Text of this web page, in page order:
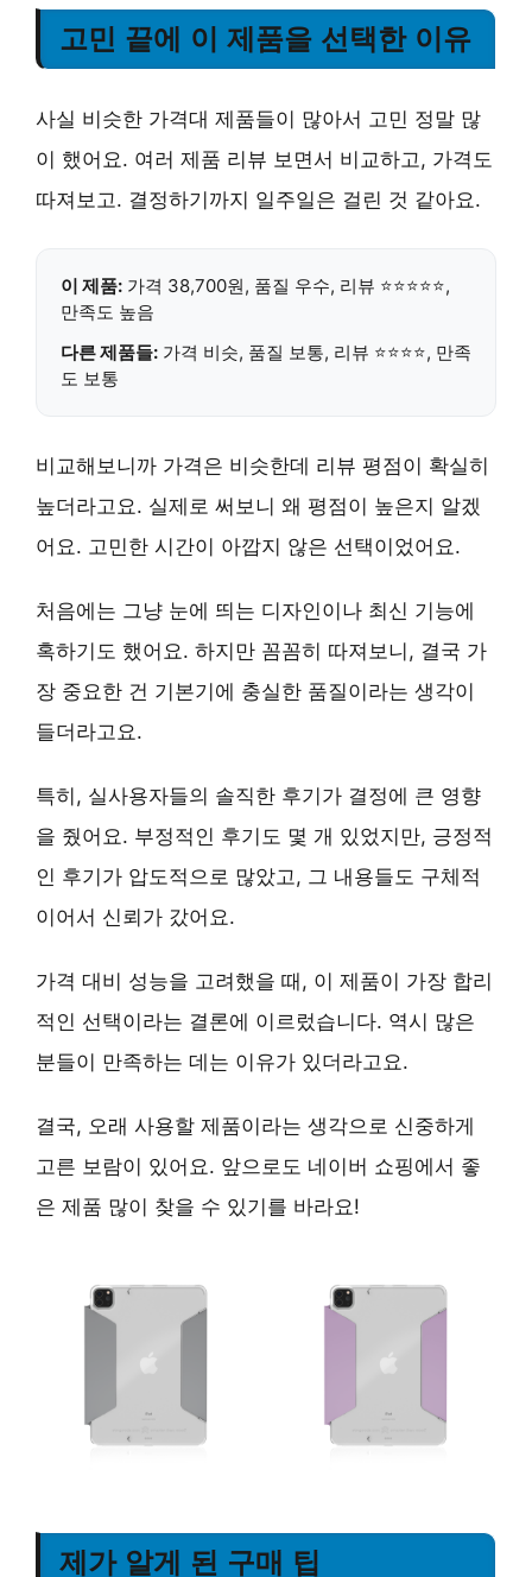
고민 끝에 이 제품을 선택한 이유
사실 비슷한 가격대 제품들이 많아서 고민 정말 많
이 했어요. 여러 제품 리뷰 보면서 비교하고, 가격도
따져보고. 결정하기까지 일주일은 걸린 것 같아요.
이 제품: 가격 38,700원, 품질 우수, 리뷰 ⭐⭐⭐⭐⭐,
만족도 높음
다른 제품들: 가격 비슷, 품질 보통, 리뷰 ⭐⭐⭐⭐, 만족
도 보통
비교해보니까 가격은 비슷한데 리뷰 평점이 확실히
높더라고요. 실제로 써보니 왜 평점이 높은지 알겠
어요. 고민한 시간이 아깝지 않은 선택이었어요.
처음에는 그냥 눈에 띄는 디자인이나 최신 기능에
혹하기도 했어요. 하지만 꼼꼼히 따져보니, 결국 가
장 중요한 건 기본기에 충실한 품질이라는 생각이
들더라고요.
특히, 실사용자들의 솔직한 후기가 결정에 큰 영향
을 줬어요. 부정적인 후기도 몇 개 있었지만, 긍정적
인 후기가 압도적으로 많았고, 그 내용들도 구체적
이어서 신뢰가 갔어요.
가격 대비 성능을 고려했을 때, 이 제품이 가장 합리
적인 선택이라는 결론에 이르렀습니다. 역시 많은
분들이 만족하는 데는 이유가 있더라고요.
결국, 오래 사용할 제품이라는 생각으로 신중하게
고른 보람이 있어요. 앞으로도 네이버 쇼핑에서 좋
은 제품 많이 찾을 수 있기를 바라요!
제가 알게 된 구매 팁